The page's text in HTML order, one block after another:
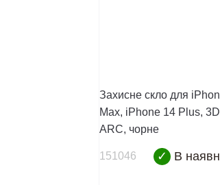
Захисне скло для
Max, iPhone 14 Plus,
ARC, чорне
151046 ✓ В